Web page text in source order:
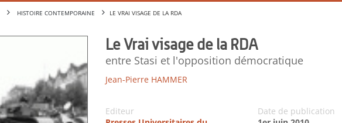
HISTOIRE CONTEMPORAINE LE VRAI VISAGE DE LA RDA
Le Vrai visage de la RDA
entre Stasi et l'opposition démocratique
Jean-Pierre HAMMER
Editeur
Date de publication